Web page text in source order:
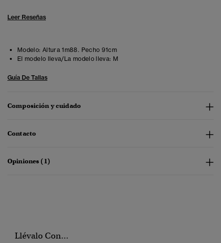
Leer Reseñas
Modelo: Altura 1m88. Pecho 91cm
El modelo lleva/La modelo lleva: M
Guía De Tallas
Composición y cuidado
Contacto
Opiniones (1)
Llévalo Con...